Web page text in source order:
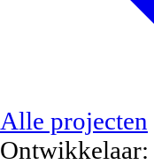
Alle projecten
Ontwikkelaar: